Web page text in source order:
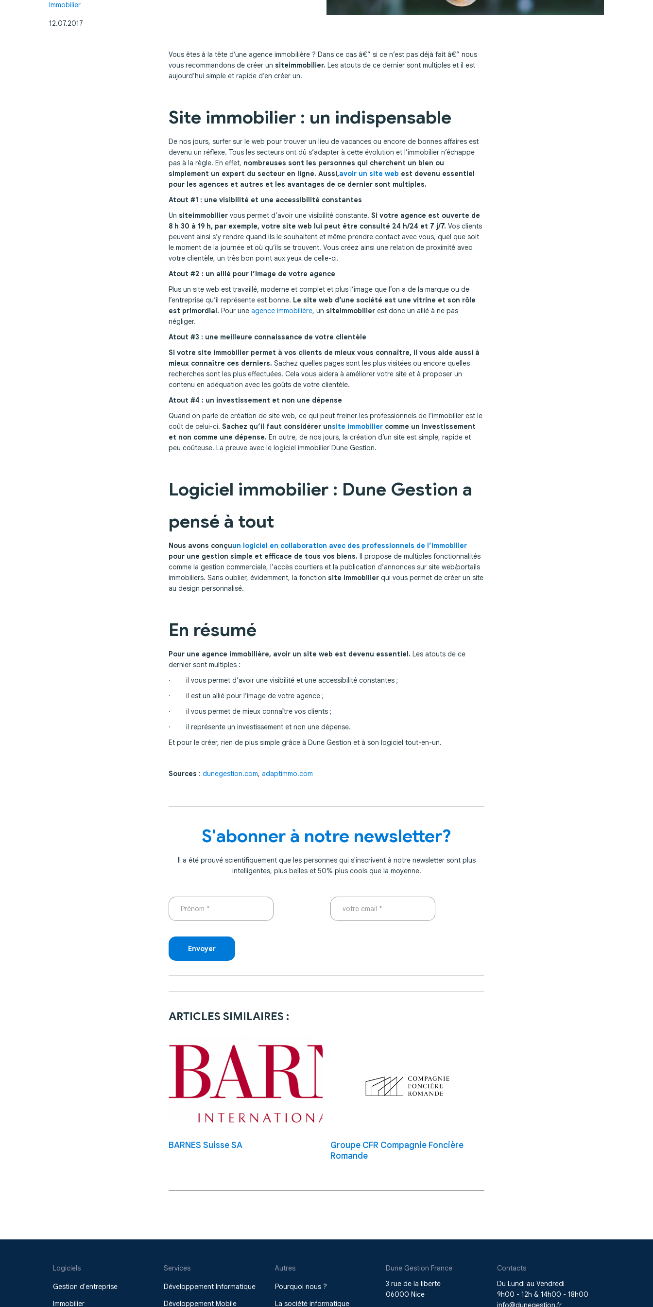
Immobilier
12.07.2017
Vous êtes à la tête d’une agence immobilière ? Dans ce cas â€” si ce n’est pas déjà fait â€” nous
vous recommandons de créer un siteimmobilier. Les atouts de ce dernier sont multiples et il est
aujourd’hui simple et rapide d’en créer un.
Site immobilier : un indispensable
De nos jours, surfer sur le web pour trouver un lieu de vacances ou encore de bonnes affaires est
devenu un réflexe. Tous les secteurs ont dû s’adapter à cette évolution et l’immobilier n’échappe
pas à la règle. En effet, nombreuses sont les personnes qui cherchent un bien ou
simplement un expert du secteur en ligne. Aussi,avoir un site web est devenu essentiel
pour les agences et autres et les avantages de ce dernier sont multiples.
Atout #1 : une visibilité et une accessibilité constantes
Un siteimmobilier vous permet d’avoir une visibilité constante. Si votre agence est ouverte de
8 h 30 à 19 h, par exemple, votre site web lui peut être consulté 24 h/24 et 7 j/7. Vos clients
peuvent ainsi s’y rendre quand ils le souhaitent et même prendre contact avec vous, quel que soit
le moment de la journée et où qu’ils se trouvent. Vous créez ainsi une relation de proximité avec
votre clientèle, un très bon point aux yeux de celle-ci.
Atout #2 : un allié pour l’image de votre agence
Plus un site web est travaillé, moderne et complet et plus l’image que l’on a de la marque ou de
l’entreprise qu’il représente est bonne. Le site web d’une société est une vitrine et son rôle
est primordial. Pour une agence immobilière, un siteimmobilier est donc un allié à ne pas
négliger.
Atout #3 : une meilleure connaissance de votre clientèle
Si votre site immobilier permet à vos clients de mieux vous connaître, il vous aide aussi à
mieux connaître ces derniers. Sachez quelles pages sont les plus visitées ou encore quelles
recherches sont les plus effectuées. Cela vous aidera à améliorer votre site et à proposer un
contenu en adéquation avec les goûts de votre clientèle.
Atout #4 : un investissement et non une dépense
Quand on parle de création de site web, ce qui peut freiner les professionnels de l’immobilier est le
coût de celui-ci. Sachez qu’il faut considérer unsite immobilier comme un investissement
et non comme une dépense. En outre, de nos jours, la création d’un site est simple, rapide et
peu coûteuse. La preuve avec le logiciel immobilier Dune Gestion.
Logiciel immobilier : Dune Gestion a
pensé à tout
Nous avons conçuun logiciel en collaboration avec des professionnels de l’immobilier
pour une gestion simple et efficace de tous vos biens. Il propose de multiples fonctionnalités
comme la gestion commerciale, l’accès courtiers et la publication d’annonces sur site web/portails
immobiliers. Sans oublier, évidemment, la fonction site immobilier qui vous permet de créer un site
au design personnalisé.
En résumé
Pour une agence immobilière, avoir un site web est devenu essentiel. Les atouts de ce
dernier sont multiples :
· il vous permet d’avoir une visibilité et une accessibilité constantes ;
· il est un allié pour l’image de votre agence ;
· il vous permet de mieux connaître vos clients ;
· il représente un investissement et non une dépense.
Et pour le créer, rien de plus simple grâce à Dune Gestion et à son logiciel tout-en-un.
Sources : dunegestion.com, adaptimmo.com
S'abonner à notre newsletter?
Il a été prouvé scientifiquement que les personnes qui s'inscrivent à notre newsletter sont plus
intelligentes, plus belles et 50% plus cools que la moyenne.
ARTICLES SIMILAIRES :
BARNES Suisse SA
Groupe CFR Compagnie Foncière
Romande
Logiciels
Gestion d'entreprise
Immobilier
Services
Développement Informatique
Développement Mobile
Autres
Pourquoi nous ?
La société informatique
Dune Gestion France
3 rue de la liberté
06000 Nice
Contacts
Du Lundi au Vendredi
9h00 - 12h & 14h00 - 18h00
info@dunegestion.fr